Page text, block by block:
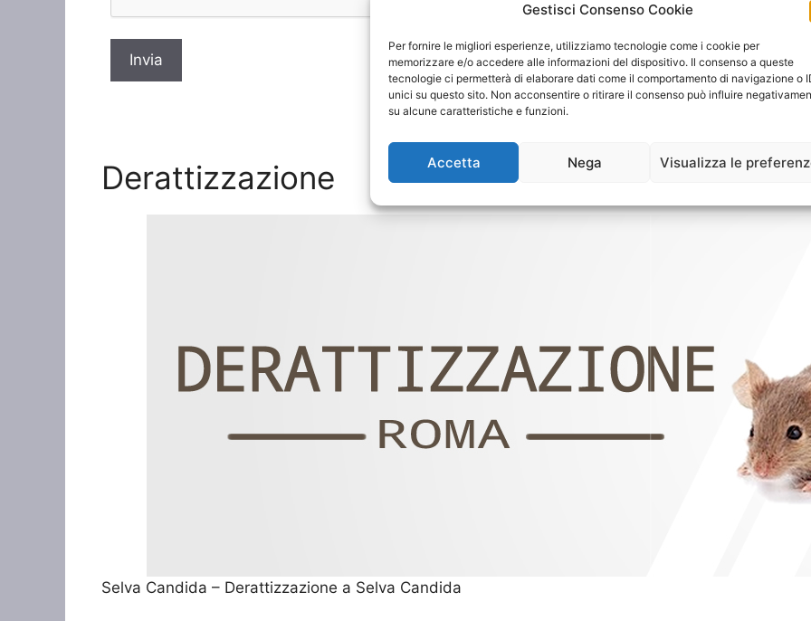
Gestisci Consenso Cookie
Per fornire le migliori esperienze, utilizziamo tecnologie come i cookie per
memorizzare e/o accedere alle informazioni del dispositivo. Il consenso a queste
tecnologie ci permetterà di elaborare dati come il comportamento di navigazione o
unici su questo sito. Non acconsentire o ritirare il consenso può influire
su alcune caratteristiche e funzioni.
Accetta Nega Visualizza le
Derattizzazione
Selva Candida – Derattizzazione a Selva Candida